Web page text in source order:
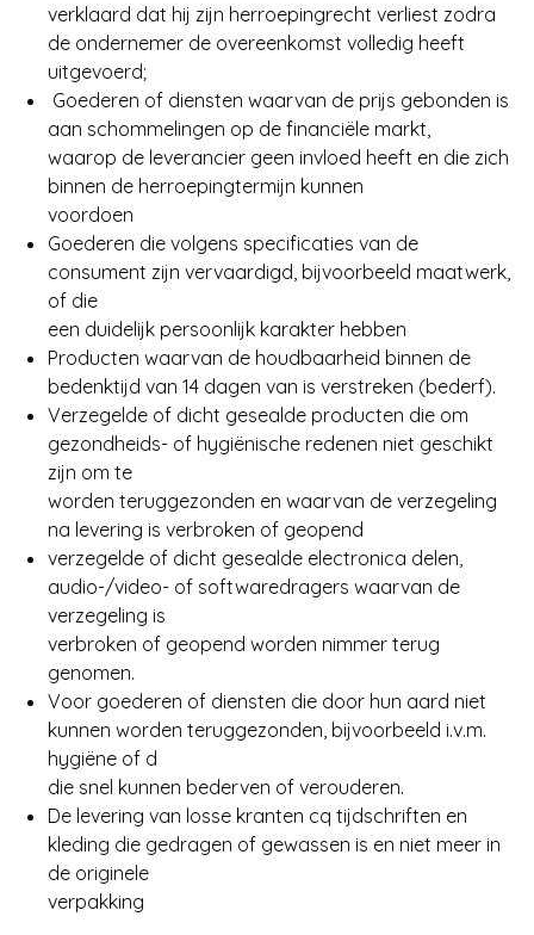
verklaard dat hij zijn herroepingrecht verliest zodra
de ondernemer de overeenkomst volledig heeft
uitgevoerd;
Goederen of diensten waarvan de prijs gebonden is
aan schommelingen op de financiële markt,
waarop de leverancier geen invloed heeft en die zich
binnen de herroepingtermijn kunnen
voordoen
Goederen die volgens specificaties van de
consument zijn vervaardigd, bijvoorbeeld maatwerk,
of die
een duidelijk persoonlijk karakter hebben
Producten waarvan de houdbaarheid binnen de
bedenktijd van 14 dagen van is verstreken (bederf).
Verzegelde of dicht gesealde producten die om
gezondheids- of hygiënische redenen niet geschikt
zijn om te
worden teruggezonden en waarvan de verzegeling
na levering is verbroken of geopend
verzegelde of dicht gesealde electronica delen,
audio-/video- of softwaredragers waarvan de
verzegeling is
verbroken of geopend worden nimmer terug
genomen.
Voor goederen of diensten die door hun aard niet
kunnen worden teruggezonden, bijvoorbeeld i.v.m.
hygiëne of d
die snel kunnen bederven of verouderen.
De levering van losse kranten cq tijdschriften en
kleding die gedragen of gewassen is en niet meer in
de originele
verpakking